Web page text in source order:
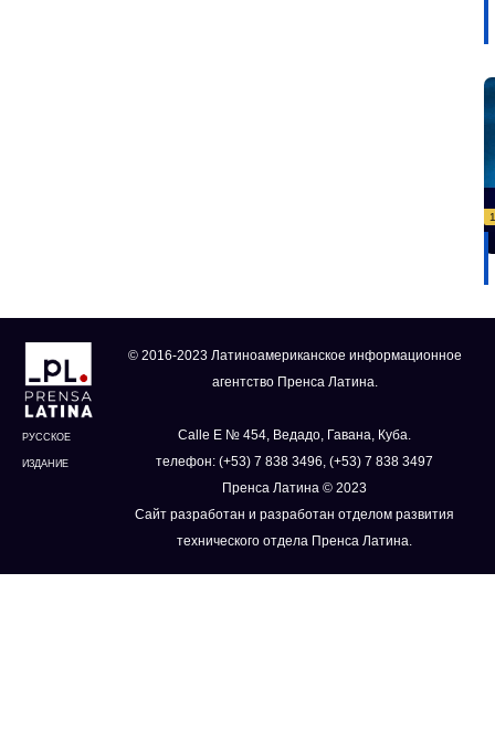
РУССКОЕ
ИЗДАНИЕ
© 2016-2023 Латиноамериканское информационное
агентство Пренса Латина.
Calle E № 454, Ведадо, Гавана, Куба.
телефон: (+53) 7 838 3496, (+53) 7 838 3497
Пренса Латина © 2023
Сайт разработан и разработан отделом развития
технического отдела Пренса Латина.